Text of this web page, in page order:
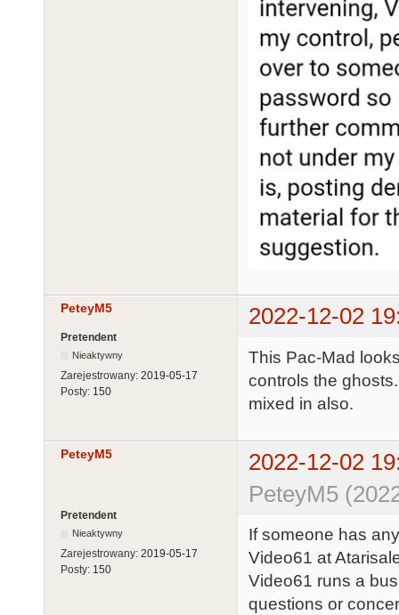
PeteyM5 2022-12-02
Pretendent
Nieaktywny
Zarejestrowany: 2019-05-17
Posty: 150
This Pac-Mad
controls the
mixed in also.
PeteyM5
2022-12-02
PeteyM5
Pretendent
Nieaktywny
Zarejestrowany: 2019-05-17
Posty: 150
If someone has
Video61 at
Video61 runs a
questions or